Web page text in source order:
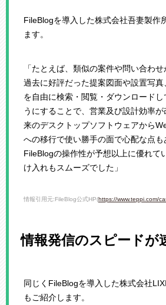
FileBlogを導入した株式会社吾妻製作
ます。
「たとえば、類似の案件や問い合わせ
過去に好評だった提案図面や設置写
を自由に検索・閲覧・ダウンロードし
うにすることで、営業及び設計効率
来のデスクトップソフトウェアから
への移行で使い勝手の面で心配な点も
FileBlogの操作性が予想以上に優れて
け入れもスムーズでした」
情報引用元:FileBlog公式HP(https://www.teppi.com/
情報発信のスピードが
同じくFileBlogを導入した株式会社
もご紹介します。